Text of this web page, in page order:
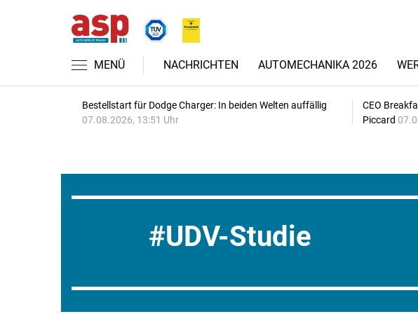
MENÜ NACHRICHTEN AUTOMECHANIKA 2026
Bestellstart für Dodge Charger: In beiden Welten auffällig
07.08.2026, 13:51 Uhr
CEO
Piccard
UDV-Studie